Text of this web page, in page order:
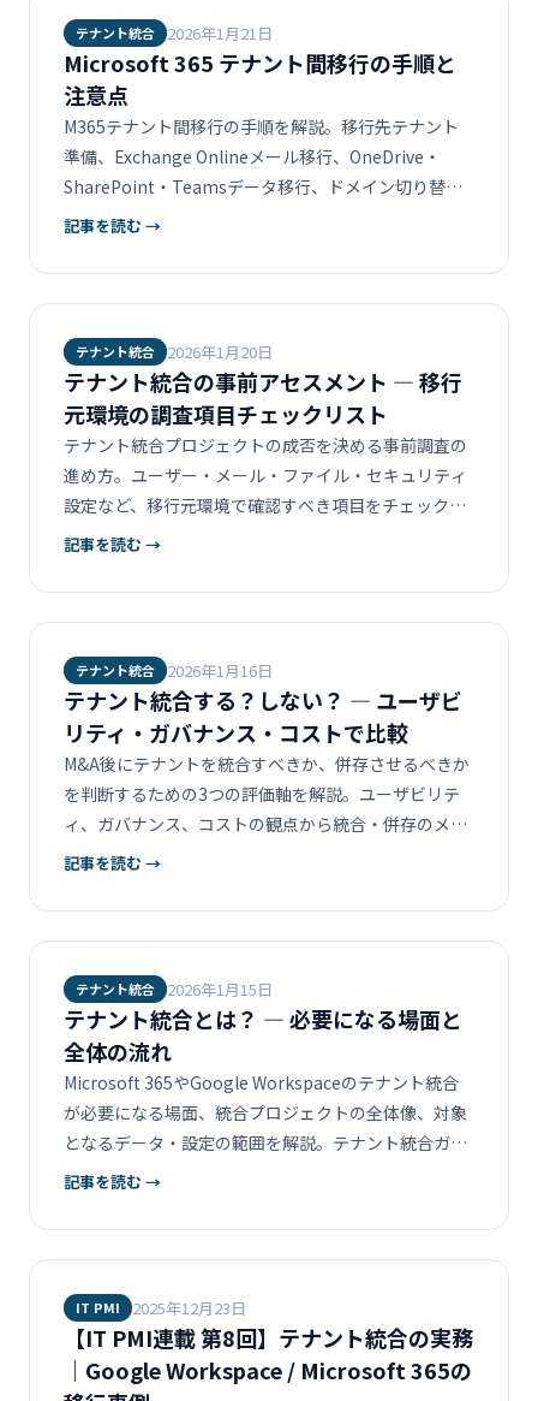
テナント統合 2026年1月21日
Microsoft 365 テナント間移行の手順と
注意点
M365テナント間移行の手順を解説。移行先テナント
準備、Exchange Onlineメール移行、OneDrive・
SharePoint・Teamsデータ移行、ドメイン切り替え
まで網羅。
記事を読む →
テナント統合 2026年1月20日
テナント統合の事前アセスメント ― 移行
元環境の調査項目チェックリスト
テナント統合プロジェクトの成否を決める事前調査の
進め方。ユーザー・メール・ファイル・セキュリティ
設定など、移行元環境で確認すべき項目をチェックリ
スト形式でまとめます。
記事を読む →
テナント統合 2026年1月16日
テナント統合する？しない？ ― ユーザビ
リティ・ガバナンス・コストで比較
M&A後にテナントを統合すべきか、併存させるべきか
を判断するための3つの評価軸を解説。ユーザビリテ
ィ、ガバナンス、コストの観点から統合・併存のメリ
ット・デメリットを整理します。
記事を読む →
テナント統合 2026年1月15日
テナント統合とは？ ― 必要になる場面と
全体の流れ
Microsoft 365やGoogle Workspaceのテナント統合
が必要になる場面、統合プロジェクトの全体像、対象
となるデータ・設定の範囲を解説。テナント統合ガイ
ドの導入編。
記事を読む →
IT PMI 2025年12月23日
【IT PMI連載 第8回】テナント統合の実務
｜Google Workspace / Microsoft 365の